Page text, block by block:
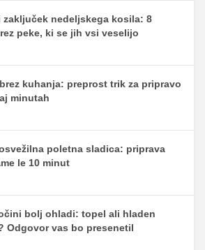
zaključek nedeljskega kosila: 8
peke, ki se jih vsi veselijo
kuhanja: preprost trik za pripravo
minutah
poletna sladica: priprava
le 10 minut
bolj ohladi: topel ali hladen
Odgovor vas bo presenetil